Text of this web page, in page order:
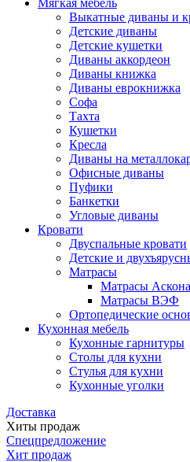
Мягкая мебель
Выкатные диваны и
Детские диваны
Детские кушетки
Диваны аккордеон
Диваны книжка
Диваны еврокнижка
Софа
Тахта
Кушетки
Кресла
Диваны на
Офисные диваны
Пуфики
Банкетки
Угловые диваны
Кровати
Двуспальные кровати
Детские и
Матрасы
Матрасы Аскона
Матрасы ВЭФ
Ортопедические
Кухонная мебель
Кухонные гарнитуры
Столы для кухни
Стулья для кухни
Кухонные уголки
Доставка
Хиты продаж
Спецпредложение
Хит продаж